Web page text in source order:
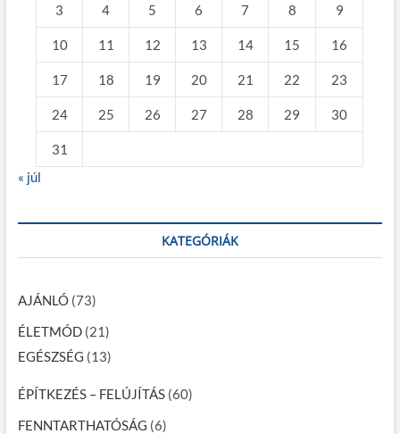
3 4 5 6 7 8 9
10 11 12 13 14 15 16
17 18 19 20 21 22 23
24 25 26 27 28 29 30
31
« júl
KATEGÓRIÁK
AJÁNLÓ(73)
ÉLETMÓD(21)
EGÉSZSÉG (13)
ÉPÍTKEZÉS – FELÚJÍTÁS(60)
FENNTARTHATÓSÁG (6)